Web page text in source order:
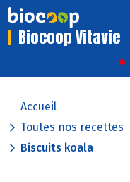
Biocoop Vitavie
Accueil
Toutes nos recettes
Biscuits koala